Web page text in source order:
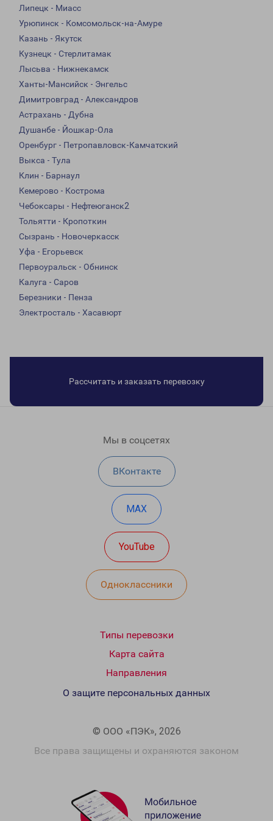
Липецк - Миасс
Урюпинск - Комсомольск-на-Амуре
Казань - Якутск
Кузнецк - Стерлитамак
Лысьва - Нижнекамск
Ханты-Мансийск - Энгельс
Димитровград - Александров
Астрахань - Дубна
Душанбе - Йошкар-Ола
Оренбург - Петропавловск-Камчатский
Выкса - Тула
Клин - Барнаул
Кемерово - Кострома
Чебоксары - Нефтеюганск2
Тольятти - Кропоткин
Сызрань - Новочеркасск
Уфа - Егорьевск
Первоуральск - Обнинск
Калуга - Саров
Березники - Пенза
Электросталь - Хасавюрт
Рассчитать и заказать перевозку
Мы в соцсетях
ВКонтакте
MAX
YouTube
Одноклассники
Типы перевозки
Карта сайта
Направления
© ООО «ПЭК», 2026
Все права защищены и охраняются законом
О защите персональных данных